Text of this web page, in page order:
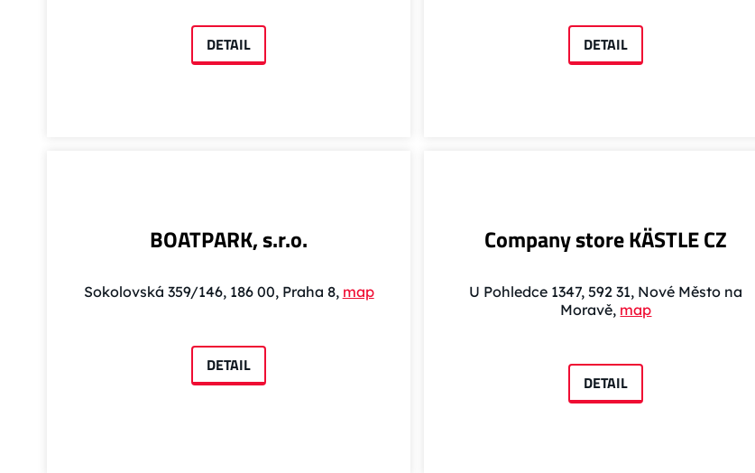
DETAIL DETAIL
BOATPARK, s.r.o.
Sokolovská 359/146, 186 00, Praha 8, map
DETAIL
Company store KÄSTLE CZ
U Pohledce 1347, 592 31, Nové Město na
Moravě, map
DETAIL